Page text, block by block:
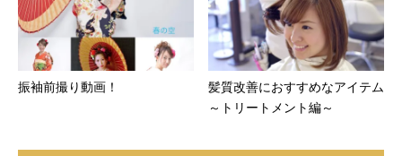
振袖前撮り動画！
髪質改善におすすめなアイテム
～トリートメント編～